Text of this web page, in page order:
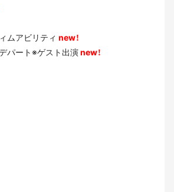
ムアビリティ new！
パート※ゲスト出演new！